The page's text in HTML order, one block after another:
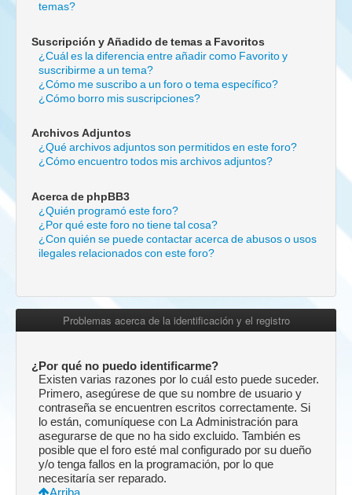
temas?
Suscripción y Añadido de temas a Favoritos
¿Cuál es la diferencia entre añadir como Favorito y
suscribirme a un tema?
¿Cómo me suscribo a un foro o tema específico?
¿Cómo borro mis suscripciones?
Archivos Adjuntos
¿Qué archivos adjuntos son permitidos en este foro?
¿Cómo encuentro todos mis archivos adjuntos?
Acerca de phpBB3
¿Quién programó este foro?
¿Por qué este foro no tiene tal cosa?
¿Con quién se puede contactar acerca de abusos o usos
ilegales relacionados con este foro?
Problemas acerca de la identificación y el registro
¿Por qué no puedo identificarme?
Existen varias razones por lo cuál esto puede suceder.
Primero, asegúrese de que su nombre de usuario y
contraseña se encuentren escritos correctamente. Si
lo están, comuníquese con La Administración para
asegurarse de que no ha sido excluido. También es
posible que el foro esté mal configurado por su dueño
y/o tenga fallos en la programación, por lo que
necesitaría ser reparado.
Arriba